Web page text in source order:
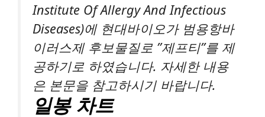
Institute Of Allergy And Infectious
Diseases)에 현대바이오가 범용항바
이러스제 후보물질로 ”제프티”를 제
공하기로 하였습니다. 자세한 내용
은 본문을 참고하시기 바랍니다.
일봉 차트